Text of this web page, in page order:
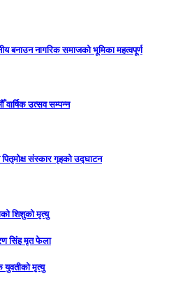
बनाउन नागरिक समाजको भूमिका महत्वपूर्ण
वार्षिक उत्सव सम्पन्न
पितृमोक्ष संस्कार गृहको उद्घाटन
शिशुको मृत्यु
सिंह मृत फेला
युवतीको मृत्यु